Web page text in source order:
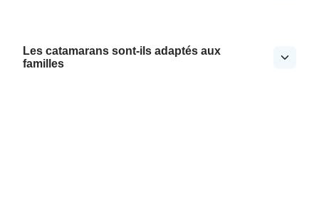
Les catamarans sont-ils adaptés aux
familles